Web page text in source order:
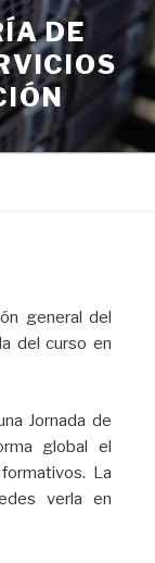
DE
general del
del curso en
Jornada de
global el
La
verla en